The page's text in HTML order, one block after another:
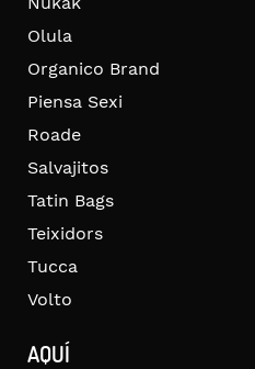
Olula
Organico Brand
Piensa Sexi
Roade
Salvajitos
Tatin Bags
Teixidors
Tucca
Volto
AQUÍ